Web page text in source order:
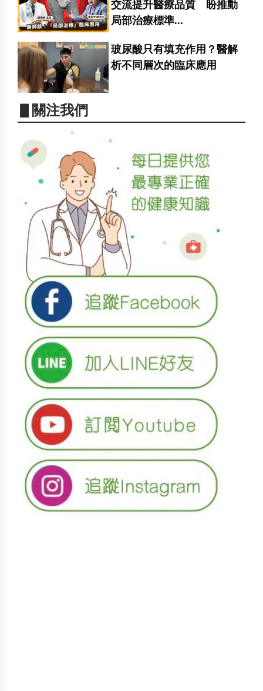
交流提升醫療品質 盼推動
局部治療標準...
玻尿酸只有填充作用？醫解
析不同層次的臨床應用
▋關注我們